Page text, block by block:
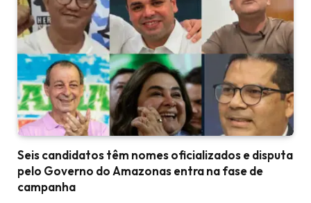
Seis candidatos têm nomes oficializados e disputa
pelo Governo do Amazonas entra na fase de
campanha